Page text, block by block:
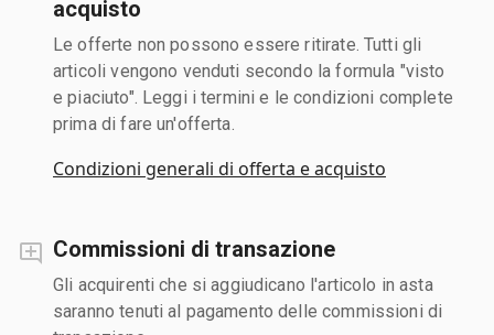
acquisto
Le offerte non possono essere ritirate. Tutti gli
articoli vengono venduti secondo la formula "visto
e piaciuto". Leggi i termini e le condizioni complete
prima di fare un'offerta.
Condizioni generali di offerta e acquisto
Commissioni di transazione
Gli acquirenti che si aggiudicano l'articolo in asta
saranno tenuti al pagamento delle commissioni di